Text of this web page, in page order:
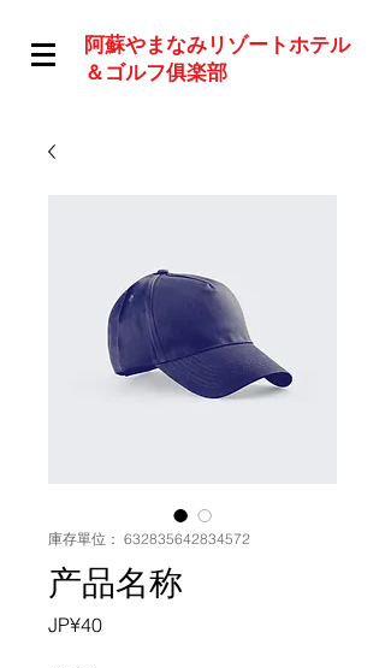
阿蘇やまなみリゾートホテル
＆ゴルフ俱楽部
庫存單位： 632835642834572
产品名称
JP¥40價